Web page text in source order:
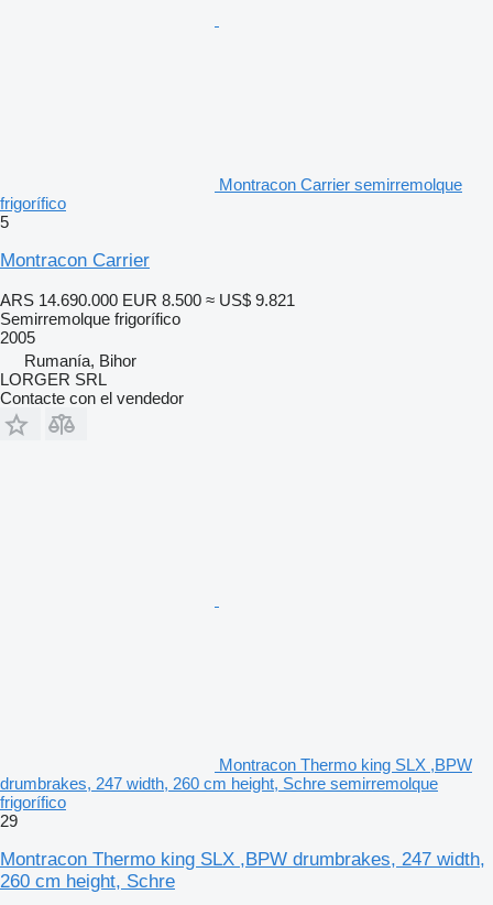
Montracon Carrier semirremolque
frigorífico
5
Montracon Carrier
ARS 14.690.000 EUR 8.500 ≈ US$ 9.821
Semirremolque frigorífico
2005
Rumanía, Bihor
LORGER SRL
Contacte con el vendedor
Montracon Thermo king SLX ,BPW
drumbrakes, 247 width, 260 cm height, Schre semirremolque
frigorífico
29
Montracon Thermo king SLX ,BPW drumbrakes, 247 width,
260 cm height, Schre